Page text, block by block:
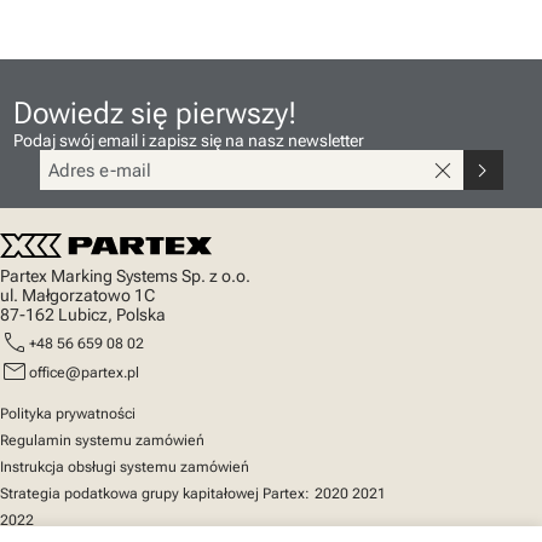
Dowiedz się pierwszy!
Podaj swój email i zapisz się na nasz newsletter
close chevron_right
Partex Marking Systems Sp. z o.o.
ul. Małgorzatowo 1C
87-162 Lubicz, Polska
call +48 56 659 08 02
mail office@partex.pl
Polityka prywatności
Regulamin systemu zamówień
Instrukcja obsługi systemu zamówień
Strategia podatkowa grupy kapitałowej Partex: 2020 2021
2022